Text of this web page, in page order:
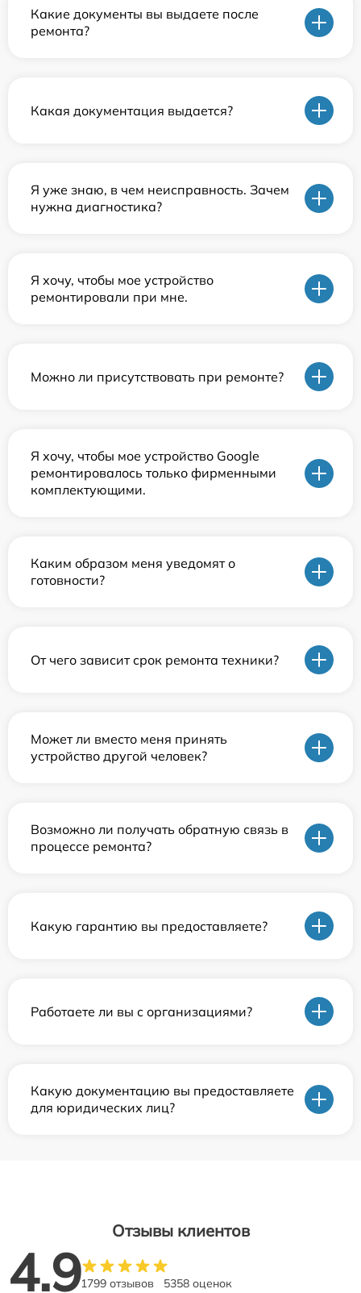
Какие документы вы выдаете после
ремонта?
Какая документация выдается?
Я уже знаю, в чем неисправность. Зачем
нужна диагностика?
Я хочу, чтобы мое устройство
ремонтировали при мне.
Можно ли присутствовать при ремонте?
Я хочу, чтобы мое устройство Google
ремонтировалось только фирменными
комплектующими.
Каким образом меня уведомят о
готовности?
От чего зависит срок ремонта техники?
Может ли вместо меня принять
устройство другой человек?
Возможно ли получать обратную связь в
процессе ремонта?
Какую гарантию вы предоставляете?
Работаете ли вы с организациями?
Какую документацию вы предоставляете
для юридических лиц?
Отзывы клиентов
4.91799 отзывов 5358 оценок